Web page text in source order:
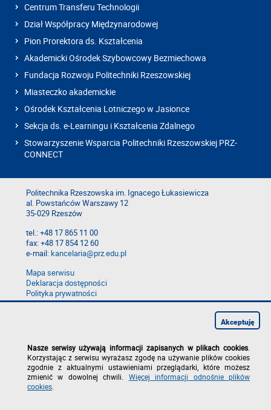
Centrum Transferu Technologii
Dział Współpracy Międzynarodowej
Pion Prorektora ds. Kształcenia
Akademicki Ośrodek Szybowcowy Bezmiechowa
Fundacja Rozwoju Politechniki Rzeszowskiej
Miasteczko akademickie
Ośrodek Kształcenia Lotniczego w Jasionce
Sekcja ds. e-Learningu i Kształcenia Zdalnego
Stowarzyszenie Wsparcia Politechniki Rzeszowskiej PRZ-
CONNECT
Politechnika Rzeszowska im. Ignacego Łukasiewicza
al. Powstańców Warszawy 12
35-029 Rzeszów
tel.: +48 17 865 11 00
fax: +48 17 854 12 60
e-mail:kancelaria@prz.edu.pl
Mapa serwisu
Deklaracja dostępności
Polityka prywatności
Zgłoś błąd na stronie
Nasze serwisy używają informacji zapisanych w plikach cookies
Korzystając z serwisu wyrażasz zgodę na używanie plików cookies
zgodnie z aktualnymi ustawieniami przeglądarki, które możesz
zmienić w dowolnej chwili. Więcej informacji odnośnie plików
cookies
Akceptuję